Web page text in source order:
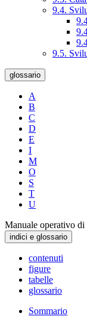
9.4.
9.5.
glossario
A
B
C
D
E
I
M
O
S
T
U
Manuale operativo di
indici e glossario
contenuti
figure
tabelle
glossario
Sommario